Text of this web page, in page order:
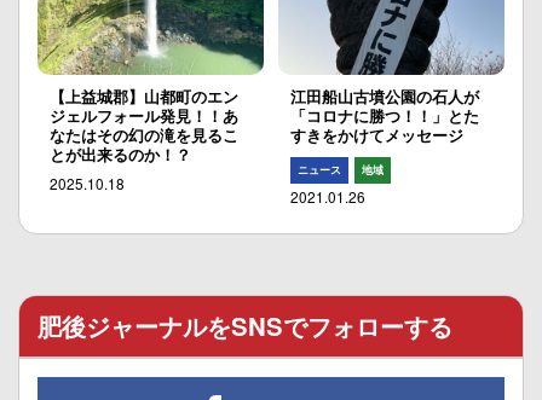
【上益城郡】山都町のエン
ジェルフォール発見！！あ
なたはその幻の滝を見るこ
とが出来るのか！？
2025.10.18
江田船山古墳公園の石人が
「コロナに勝つ！！」とた
すきをかけてメッセージ
ニュース 地域
2021.01.26
肥後ジャーナルをSNSでフォローする